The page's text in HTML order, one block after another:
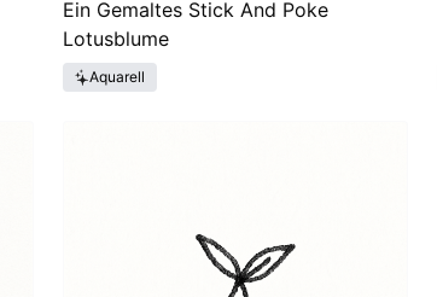
Ein Gemaltes Stick And Poke
Lotusblume
Aquarell